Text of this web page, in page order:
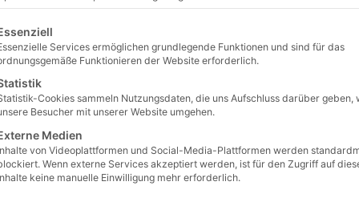
/ Beton Systemstein 40 x 40 x 160
€ 97,00
Preis / Stück ab
Preis / Stück
eine Liste der Service-Gruppen, für die eine
Services ermöglichen grundlegende Funktionen und sind für das
Funktionieren der Website erforderlich.
Cookies sammeln Nutzungsdaten, die uns Aufschluss darüber geben,
Besucher mit unserer Website umgehen.
Medien
von Videoplattformen und Social-Media-Plattformen werden
Wenn externe Services akzeptiert werden, ist für den Zugriff auf
keine manuelle Einwilligung mehr erforderlich.